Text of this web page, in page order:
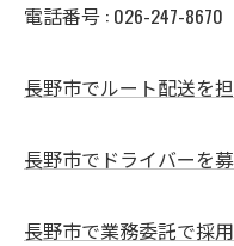
電話番号 : 026-247-8670
長野市でルート配送を
長野市でドライバーを
長野市で業務委託で採